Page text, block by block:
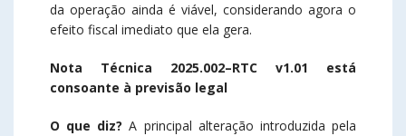
da operação ainda é viável, considerando agora o
efeito fiscal imediato que ela gera.
Nota Técnica 2025.002–RTC v1.01 está
consoante à previsão legal
O que diz?A principal alteração introduzida pela